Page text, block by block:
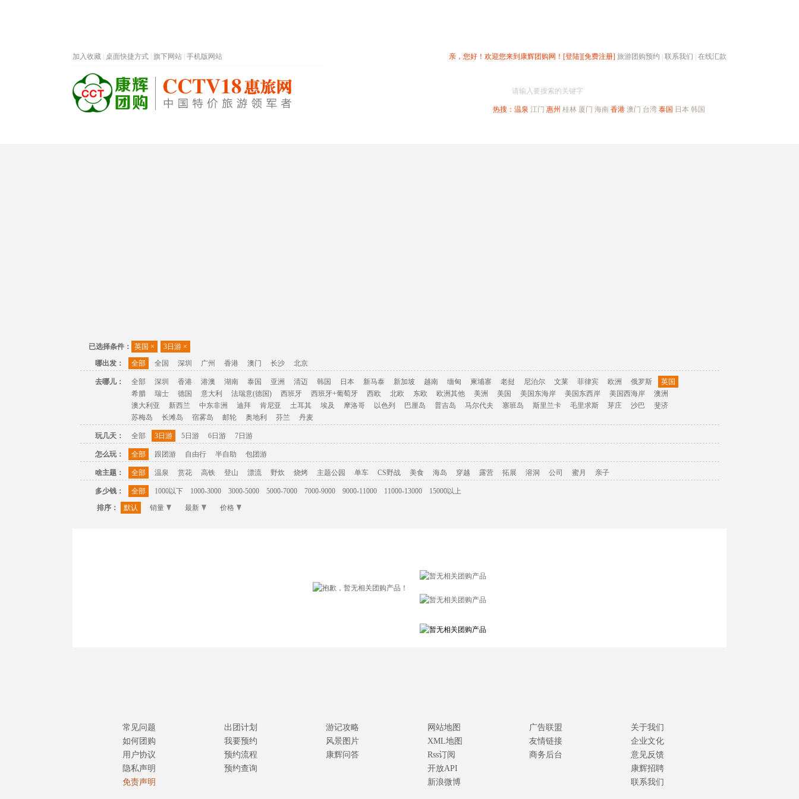
亲，您好！欢迎您来到康辉团购网！ [登陆][免费注册] 旅游团购预约 联系我们 在线汇款
加入收藏 桌面快捷方式 旗下网站 手机版网站
请输入要搜索的关键字
热搜： 温泉 江门 惠州 桂林 厦门 海南 香港 澳门 台湾 泰国 日本 韩国
已选择条件： 英国 × 3日游 ×
哪出发：
全部 全国 深圳 广州 香港 澳门 长沙 北京
去哪儿： 全部 深圳 香港 港澳 湖南 泰国 亚洲 清迈 韩国 日本 新马泰 新加坡 越南 缅甸 柬埔寨 老挝 尼泊尔 文莱 菲律宾 欧洲 俄罗斯
英国
希腊
瑞士 德国 意大利 法瑞意(德国) 西班牙 西班牙+葡萄牙 西欧 北欧 东欧 欧洲其他 美洲 美国 美国东海岸 美国东西岸 美国西海岸
澳洲
澳大利亚
新西兰 中东非洲 迪拜 肯尼亚 土耳其 埃及 摩洛哥 以色列 巴厘岛 普吉岛 马尔代夫 塞班岛 斯里兰卡 毛里求斯 芽庄 沙巴
斐济
苏梅岛
长滩岛 宿雾岛 邮轮 奥地利 芬兰 丹麦
玩几天： 全部 3日游 5日游 6日游 7日游
怎么玩： 全部 跟团游 自由行 半自助 包团游
啥主题： 全部 温泉 赏花 高铁 登山 漂流 野炊 烧烤 主题公园 单车 CS野战 美食 海岛 穿越 露营 拓展 溶洞 公司 蜜月 亲子
多少钱： 全部 1000以下 1000-3000 3000-5000 5000-7000 7000-9000 9000-11000 11000-13000
15000以上
排序：
默认 销量 最新 价格
常见问题
如何团购
用户协议
隐私声明
免责声明
出团计划
我要预约
预约流程
预约查询
游记攻略
风景图片
康辉问答
网站地图
XML地图
Rss订阅
开放API
新浪微博
广告联盟
友情链接
商务后台
关于我们
企业文化
意见反馈
康辉招聘
联系我们